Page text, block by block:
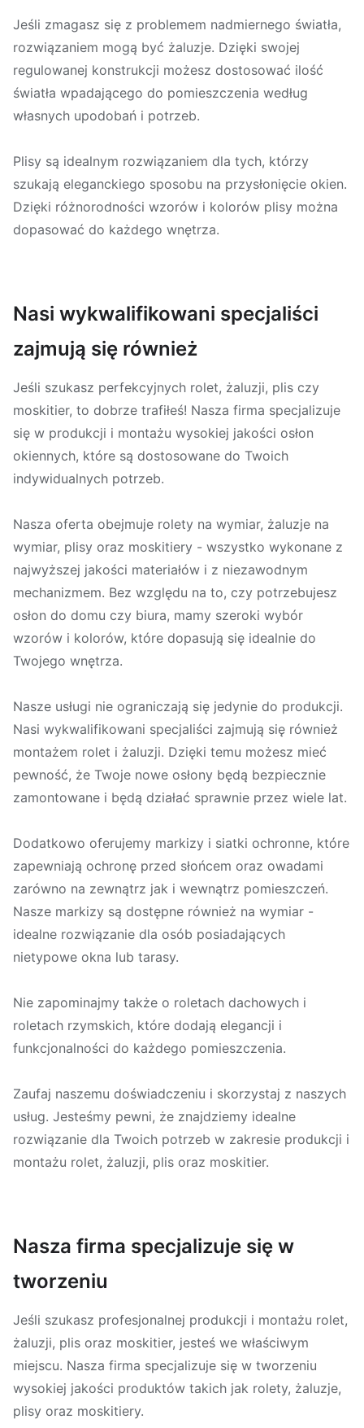
Jeśli zmagasz się z problemem nadmiernego światła,
rozwiązaniem mogą być żaluzje. Dzięki swojej
regulowanej konstrukcji możesz dostosować ilość
światła wpadającego do pomieszczenia według
własnych upodobań i potrzeb.
Plisy są idealnym rozwiązaniem dla tych, którzy
szukają eleganckiego sposobu na przysłonięcie okien.
Dzięki różnorodności wzorów i kolorów plisy można
dopasować do każdego wnętrza.
Nasi wykwalifikowani specjaliści
zajmują się również
Jeśli szukasz perfekcyjnych rolet, żaluzji, plis czy
moskitier, to dobrze trafiłeś! Nasza firma specjalizuje
się w produkcji i montażu wysokiej jakości osłon
okiennych, które są dostosowane do Twoich
indywidualnych potrzeb.
Nasza oferta obejmuje rolety na wymiar, żaluzje na
wymiar, plisy oraz moskitiery - wszystko wykonane z
najwyższej jakości materiałów i z niezawodnym
mechanizmem. Bez względu na to, czy potrzebujesz
osłon do domu czy biura, mamy szeroki wybór
wzorów i kolorów, które dopasują się idealnie do
Twojego wnętrza.
Nasze usługi nie ograniczają się jedynie do produkcji.
Nasi wykwalifikowani specjaliści zajmują się również
montażem rolet i żaluzji. Dzięki temu możesz mieć
pewność, że Twoje nowe osłony będą bezpiecznie
zamontowane i będą działać sprawnie przez wiele lat.
Dodatkowo oferujemy markizy i siatki ochronne, które
zapewniają ochronę przed słońcem oraz owadami
zarówno na zewnątrz jak i wewnątrz pomieszczeń.
Nasze markizy są dostępne również na wymiar -
idealne rozwiązanie dla osób posiadających
nietypowe okna lub tarasy.
Nie zapominajmy także o roletach dachowych i
roletach rzymskich, które dodają elegancji i
funkcjonalności do każdego pomieszczenia.
Zaufaj naszemu doświadczeniu i skorzystaj z naszych
usług. Jesteśmy pewni, że znajdziemy idealne
rozwiązanie dla Twoich potrzeb w zakresie produkcji i
montażu rolet, żaluzji, plis oraz moskitier.
Nasza firma specjalizuje się w
tworzeniu
Jeśli szukasz profesjonalnej produkcji i montażu rolet,
żaluzji, plis oraz moskitier, jesteś we właściwym
miejscu. Nasza firma specjalizuje się w tworzeniu
wysokiej jakości produktów takich jak rolety, żaluzje,
plisy oraz moskitiery.